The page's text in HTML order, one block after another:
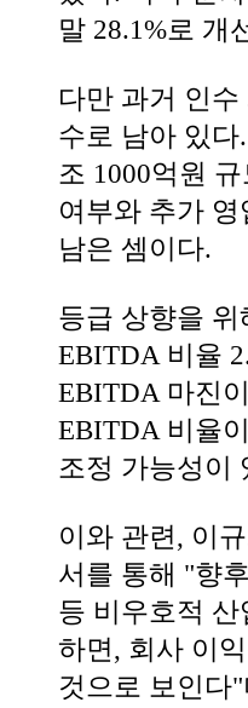
말 28.1%로 개
다만 과거 인
수로 남아 있
조 1000억원
여부와 추가
남은 셈이다.
등급 상향을
EBITDA 비율
EBITDA 마진
EBITDA 비율
조정 가능성이
이와 관련, 이
서를 통해 "향
등 비우호적
하면, 회사 이
것으로 보인다